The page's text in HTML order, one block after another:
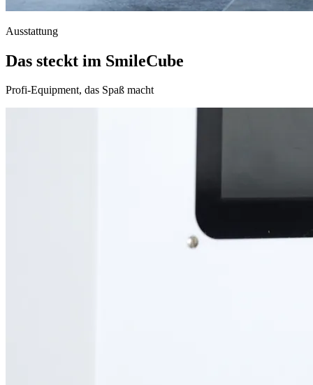
Ausstattung
Das steckt im SmileCube
Profi-Equipment, das Spaß macht